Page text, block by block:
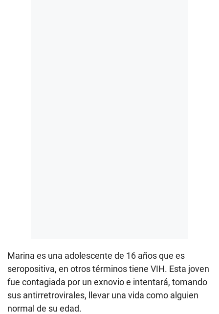
Marina es una adolescente de 16 años que es
seropositiva, en otros términos tiene VIH. Esta joven
fue contagiada por un exnovio e intentará, tomando
sus antirretrovirales, llevar una vida como alguien
normal de su edad.